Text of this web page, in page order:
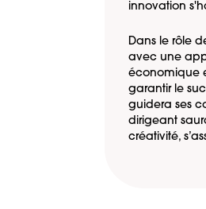
innovation
Dans le rôle
avec une
économique
garantir le
guidera ses
dirigeant
créativité,